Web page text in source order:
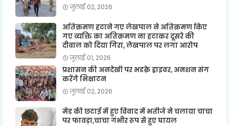
जुलाई 02, 2026
अतिक्रमण हटाने गए लेखपाल ने अतिक्रमण किए
गए व्यक्ति का अतिक्रमण ना हटाकर दूसरे की
दीवाल को दिया गिरा, लेखपाल पर लगा आरोप
जुलाई 01, 2026
प्रशासन की अनदेखी पर भडक़े ड्राइवर, अनशन संग
करेंगे भिक्षाटन
जुलाई 02, 2026
मेड की छटाई में हुए विवाद में भतीजे ने चलाया चाचा
पर फावड़ा,चाचा गंभीर रूप से हुए घायल